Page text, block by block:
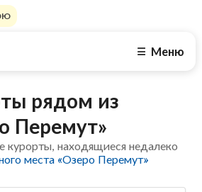
☰ Меню
рядом из
Перемут»
находящиеся недалеко
места «Озеро Перемут»